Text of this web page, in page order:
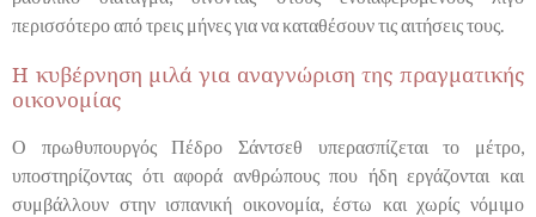
περισσότερο από τρεις μήνες για να καταθέσουν τις αιτήσεις τους.
Η κυβέρνηση μιλά για αναγνώριση της πραγματικής
οικονομίας
Ο πρωθυπουργός Πέδρο Σάντσεθ υπερασπίζεται το μέτρο,
υποστηρίζοντας ότι αφορά ανθρώπους που ήδη εργάζονται και
συμβάλλουν στην ισπανική οικονομία, έστω και χωρίς νόμιμο